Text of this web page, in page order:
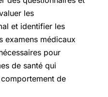
les
et identifier les
examens médicaux
pour
de santé qui
de